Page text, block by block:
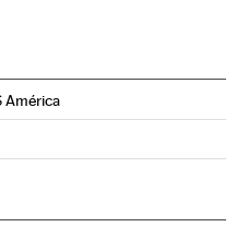
América
Twitter
en Instagram
Brasil en Facebook